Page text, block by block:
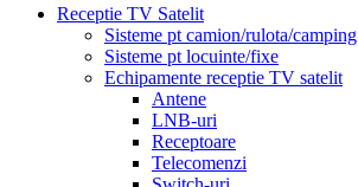
Receptie TV Satelit
Sisteme pt camion/rulota/camping
Sisteme pt locuinte/fixe
Echipamente receptie TV satelit
Antene
LNB-uri
Receptoare
Telecomenzi